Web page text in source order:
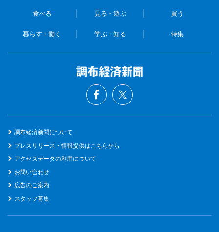
食べる 見る・遊ぶ 買う
暮らす・働く 学ぶ・知る 特集
調布経済新聞について
プレスリリース・情報提供はこちらから
アクセスデータの利用について
お問い合わせ
広告のご案内
スタッフ募集